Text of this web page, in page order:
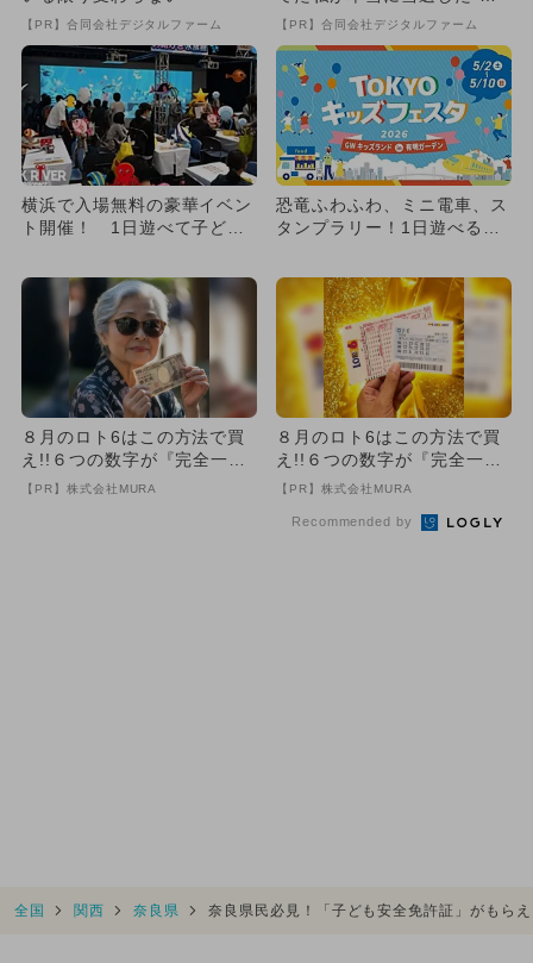
【PR】合同会社デジタルファーム
い方”がこれ
【PR】合同会社デジタルファーム
横浜で入場無料の豪華イベン
ト開催！ 1日遊べて子ども
恐竜ふわふわ、ミニ電車、ス
タンプラリー！1日遊べるG
８月のロト6はこの方法で買
え!!６つの数字が『完全一
致』する方法
【PR】株式会社MURA
８月のロト6はこの方法で買
え!!６つの数字が『完全一
致』する方法
【PR】株式会社MURA
Recommended by
全国 関西 奈良県 奈良県民必見！「子ども安全免許証」がもら